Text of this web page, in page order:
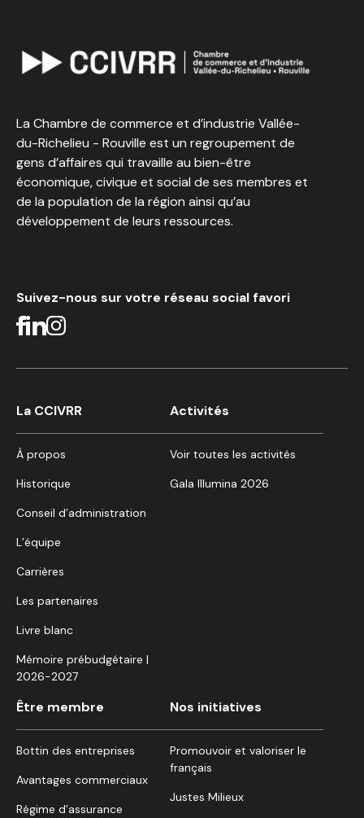
La Chambre de commerce et d’industrie Vallée-
du-Richelieu - Rouville est un regroupement de
gens d’affaires qui travaille au bien-être
économique, civique et social de ses membres et
de la population de la région ainsi qu’au
développement de leurs ressources.
Suivez-nous sur votre réseau social favori
La CCIVRR
À propos
Historique
Conseil d’administration
L’équipe
Carrières
Les partenaires
Livre blanc
Mémoire prébudgétaire |
2026-2027
Activités
Voir toutes les activités
Gala Illumina 2026
Être membre
Bottin des entreprises
Avantages commerciaux
Régime d’assurance
Nos initiatives
Promouvoir et valoriser le
français
Justes Milieux